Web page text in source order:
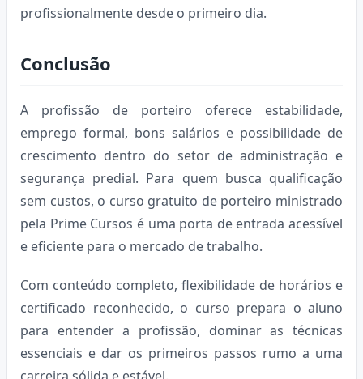
profissionalmente desde o primeiro dia.
Conclusão
A profissão de porteiro oferece estabilidade,
emprego formal, bons salários e possibilidade de
crescimento dentro do setor de administração e
segurança predial. Para quem busca qualificação
sem custos, o curso gratuito de porteiro ministrado
pela Prime Cursos é uma porta de entrada acessível
e eficiente para o mercado de trabalho.
Com conteúdo completo, flexibilidade de horários e
certificado reconhecido, o curso prepara o aluno
para entender a profissão, dominar as técnicas
essenciais e dar os primeiros passos rumo a uma
carreira sólida e estável.